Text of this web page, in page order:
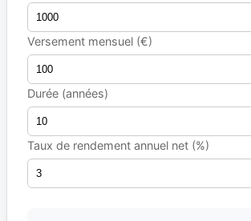
Versement mensuel (€)
Durée (années)
Taux de rendement annuel net (%)